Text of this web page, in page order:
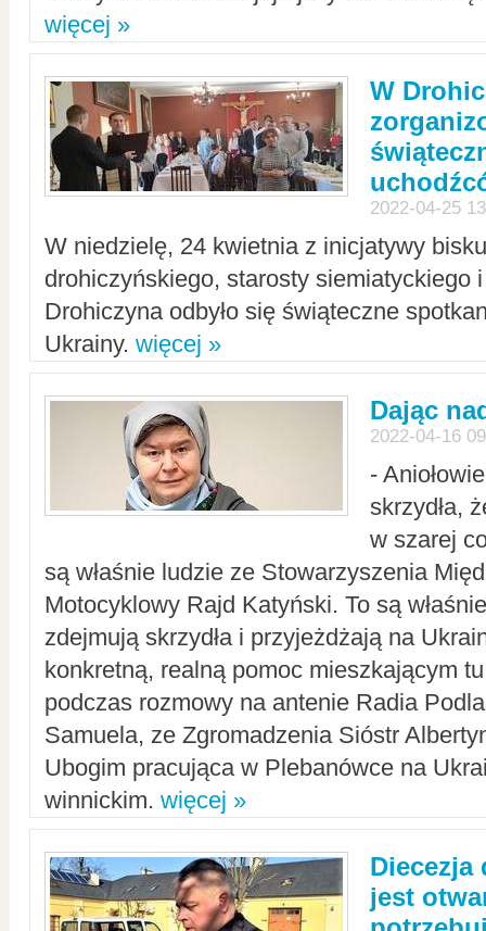
więcej »
W
2022-04-25
W niedzielę, 24 kwietnia z inicjatywy
drohiczyńskiego, starosty siemiatyckiego
Drohiczyna odbyło się świąteczne
Ukrainy. więcej »
Dając
2022-04-16
-
skrzydła,
w szarej
są właśnie ludzie ze Stowarzyszenia
Motocyklowy Rajd Katyński. To są
zdejmują skrzydła i przyjeżdżają na
konkretną, realną pomoc mieszkającym
podczas rozmowy na antenie Radia
Samuela, ze Zgromadzenia Sióstr
Ubogim pracująca w Plebanówce na
winnickim. więcej »
Diecezja
jest